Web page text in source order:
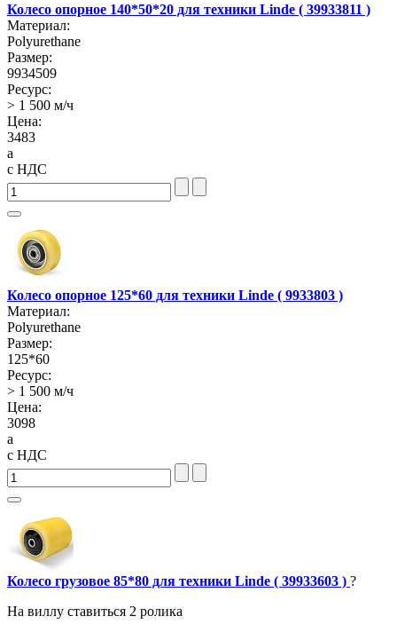
Колесо опорное 140*50*20 для техники Linde ( 39933811 )
Материал:
Polyurethane
Размер:
9934509
Ресурс:
> 1 500 м/ч
Цена:
3483
a
с НДС
Колесо опорное 125*60 для техники Linde ( 9933803 )
Материал:
Polyurethane
Размер:
125*60
Ресурс:
> 1 500 м/ч
Цена:
3098
a
с НДС
Колесо грузовое 85*80 для техники Linde ( 39933603 ) ?
На виллу ставиться 2 ролика